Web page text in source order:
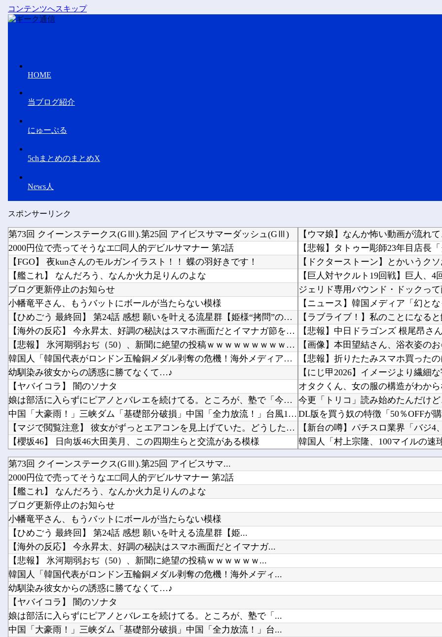
コンテンツへスキップ
HOME
当ブログ紹介
にゅーぷる
5chまとめのまとめX
News人
スポンサーリンク
第73回 クイーンステークス(GⅢ).第25回 アイビスサマーダッシュ(GⅢ)
2000円位で売ってそうなエ□同人的デビルサマナー 第2話
【FGO】 夜kunさんのモルガンイラスト！！ 蝶の羽好きです！
【艦これ】 なんだろう、なんか火力足りんのよな
ブログ更新停止のお知らせ
小幡竜平さん、もうバットにボールが当たらない模様
【ひめごう 最終回】 第24話 感想 願いを叶える流星群【姫様“拷問”の時間です 2期】
【海外の反応】 今永昇太、好調の秘訣はスマホ画面だとイマナガ節を炸裂「NPBでは面白さが必...
【悲報】 氷河期弱おぢ（50）、新聞に絶望の投稿ｗｗｗｗｗｗｗｗｗｗｗ
韓国人「韓国代表がロンドン五輪銅メダル剥奪の危機！海外メディアが『時効の壁を越えてIOCの...
幼馴染み彼女からの誘惑に勝てなくて…♪
【ヤバイコラ】 闇のソナタ
娘は部活に入らずにピアノとバレエを続けてる。ところが、塾で「今年の合唱コン伴奏は諦めなさい...
中国「大豪雨！」三峡ダム「基礎部分破損」中国「全力放流！」台風13号「中国上陸予測」台風1...
【マジで閲覧注意】 彼女がずっとエアコンを見上げていた。どうしたの？つけた方がいい？ → ...
【櫻坂46】 日向坂46大田美月、この四期生らと交流がある模様
ホロライブ「さくらみこ」ペンラ振る動作で体調崩す？ホロドリで画面酔いして凸待ち1時間で切り...
AIが考えた「AKB48っぽい衣装」がこちらです！！！
【天才】 雪が溶けると何になる？理系「水になるでしょw」文系ワイ「はぁ～…」→結果ｗｗｗ
Powered by livedoor 相互RSS
【ウマ娘】なんか怖い動画が流れ
【ドクターストーン】とかいうク
ジェリド専用バウンド・ドックっ
【悲報】中日ドラゴンズ 根尾昂さ
【画像】本田望結さん、浴衣姿の
【悲報】折りたたみスマホ買った
【にじ甲2026】イメージより繊細
オタクくん、女の服の構造がわか
DL版を買う奴の特徴「50％OFFが
お盆なんで地元帰ってきたんやが
第73回 クイーンステークス(GⅢ).第25回 アイビスサマ...
2000円位で売ってそうなエ□同人的デビルサマナー 第2話
【艦これ】 なんだろう、なんか火力足りんのよな
ブログ更新停止のお知らせ
小幡竜平さん、もうバットにボールが当たらない模様
【ひめごう 最終回】 第24話 感想 願いを叶える流星群【姫...
【海外の反応】 今永昇太、好調の秘訣はスマホ画面だとイマナガ...
【悲報】 氷河期弱おぢ（50）、新聞に絶望の投稿ｗｗｗｗｗｗ...
韓国人「韓国代表がロンドン五輪銅メダル剥奪の危機！海外メディ...
幼馴染み彼女からの誘惑に勝てなくて…♪
【ヤバイコラ】 闇のソナタ
娘は部活に入らずにピアノとバレエを続けてる。ところが、塾で「...
中国「大豪雨！」三峡ダム「基礎部分破損」中国「全力放流！」台...